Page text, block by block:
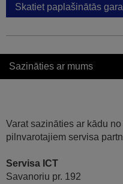
Skatiet paplašinātās
Sazināties ar mums
Varat sazināties ar kādu
pilnvarotajiem servisa
Servisa ICT
Savanoriu pr. 192